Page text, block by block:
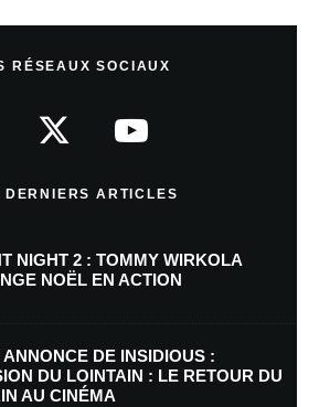
RÉSEAUX SOCIAUX
DERNIERS ARTICLES
NIGHT 2 : TOMMY WIRKOLA
NOËL EN ACTION
DE INSIDIOUS :
DU LOINTAIN : LE RETOUR DU
AU CINÉMA